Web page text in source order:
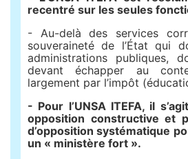
recentré sur les seules
- Au-delà des services
souveraineté de l’État qui
administrations publiques,
devant échapper au
largement par l’impôt
- Pour l’UNSA ITEFA, il
opposition constructive et
d’opposition systématique
un « ministère fort ».